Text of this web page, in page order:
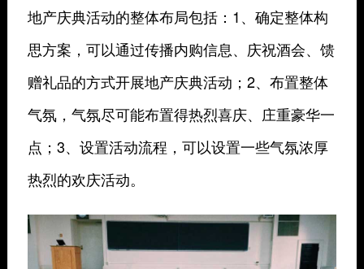
地产庆典活动的整体布局包括：1、确定整体构
思方案，可以通过传播内购信息、庆祝酒会、馈
赠礼品的方式开展地产庆典活动；2、布置整体
气氛，气氛尽可能布置得热烈喜庆、庄重豪华一
点；3、设置活动流程，可以设置一些气氛浓厚
热烈的欢庆活动。